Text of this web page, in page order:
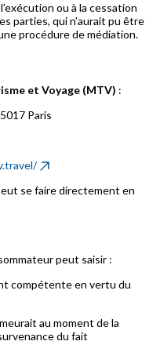
ou à la cessation
parties, qui n’aurait pu être
procédure de médiation.
et Voyage (MTV) :
Paris
se faire directement en
peut saisir :
compétente en vertu du
au moment de la
du fait